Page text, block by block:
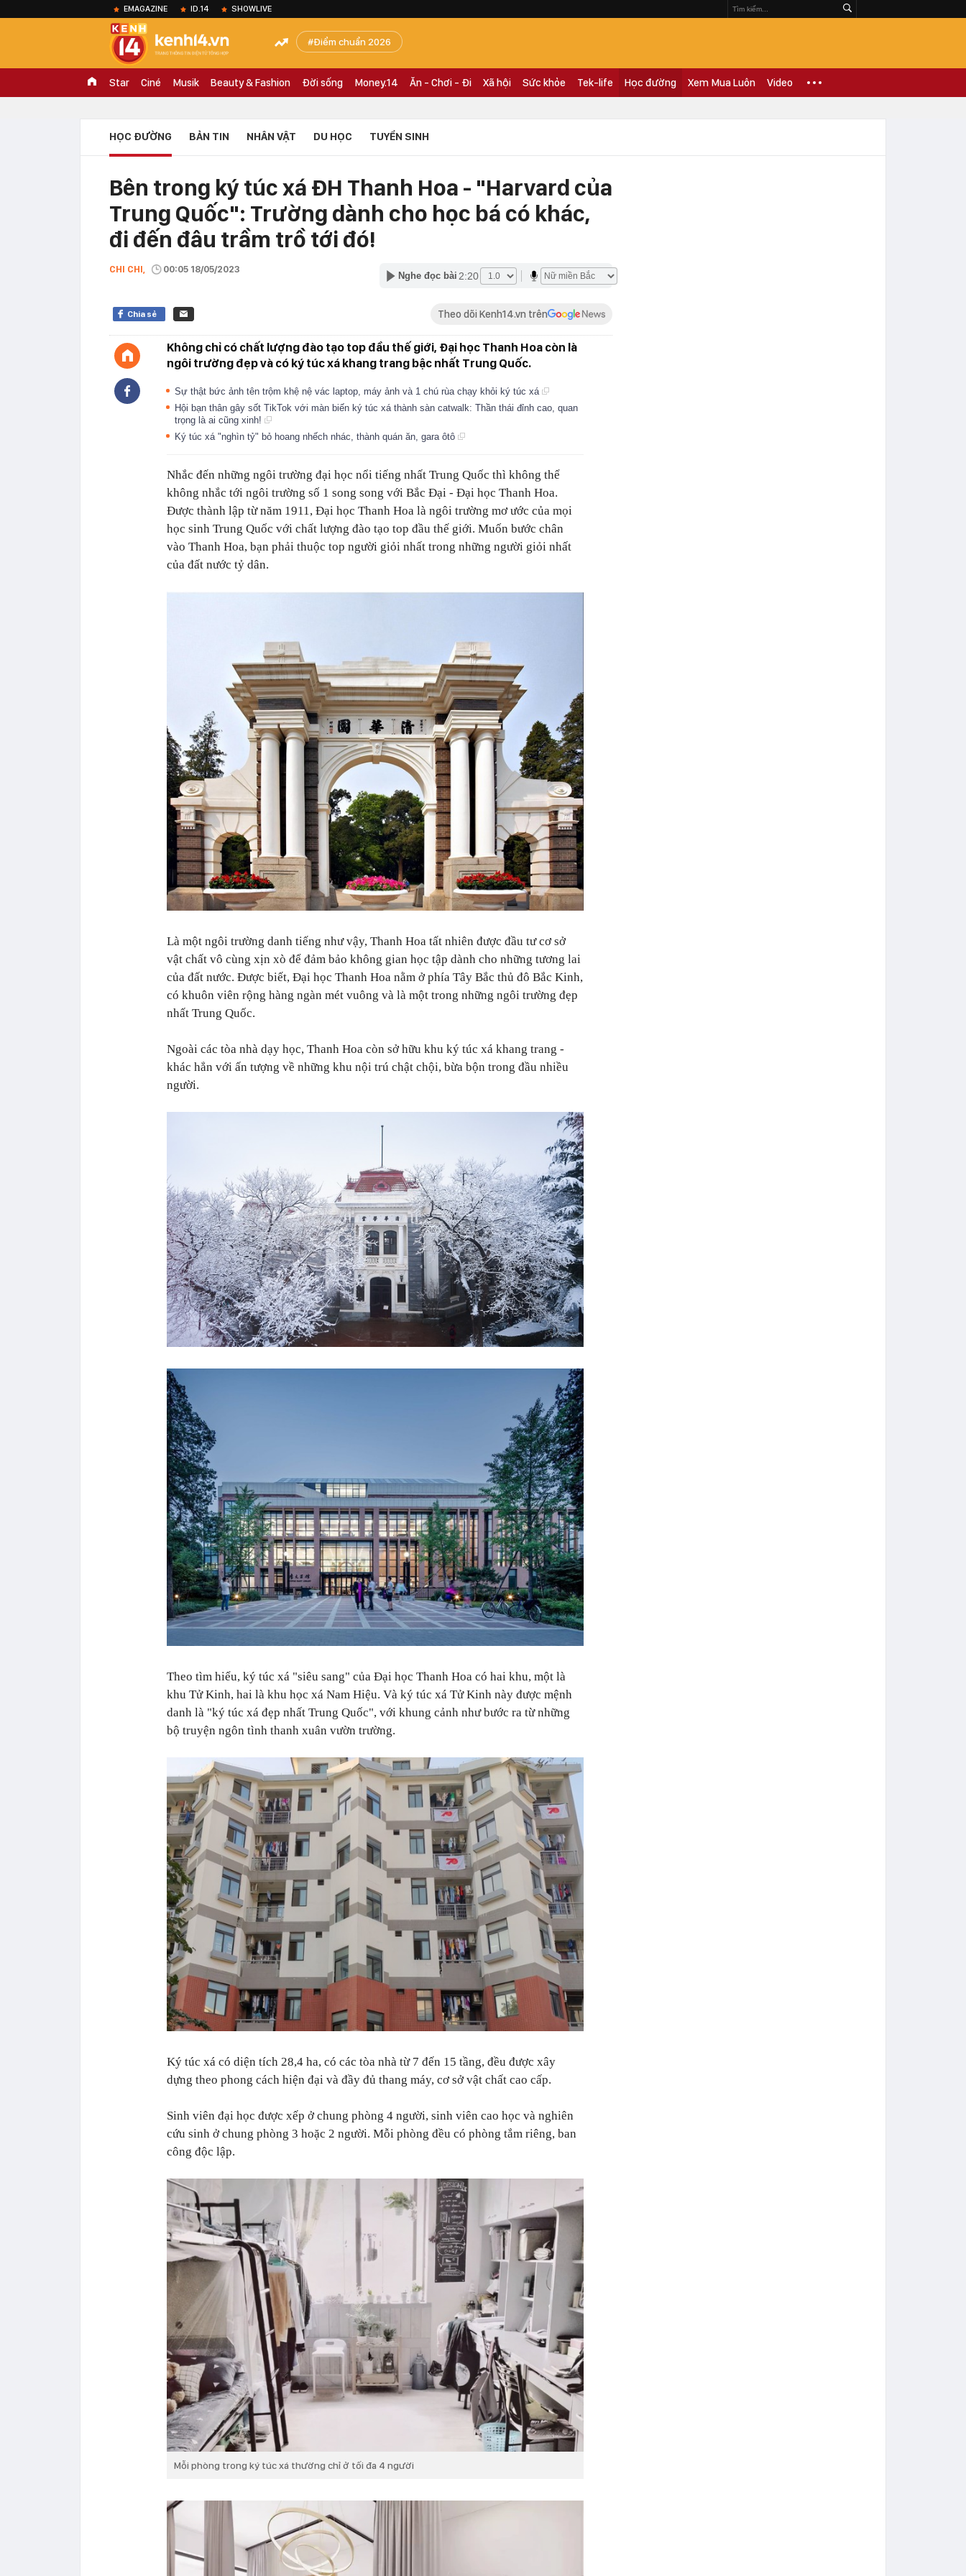
EMAGAZINE ID.14 SHOWLIVE
Điểm chuẩn 2026
Star Ciné Musik Beauty & Fashion Đời sống Money.14 Ăn - Chơi - Đi Xã hội Sức khỏe Tek-life Học đường Xem Mua Luôn Video
HỌC ĐƯỜNG BẢN TIN NHÂN VẬT DU HỌC TUYỂN SINH
Bên trong ký túc xá ĐH Thanh Hoa - "Harvard của
Trung Quốc": Trường dành cho học bá có khác,
đi đến đâu trầm trồ tới đó!
CHI CHI, 00:05 18/05/2023
Nghe đọc bài 2:20
Chia sẻ Theo dõi Kenh14.vn trên
Không chỉ có chất lượng đào tạo top đầu thế giới, Đại học Thanh Hoa còn là
ngôi trường đẹp và có ký túc xá khang trang bậc nhất Trung Quốc.
Sự thật bức ảnh tên trộm khệ nệ vác laptop, máy ảnh và 1 chú rùa chạy khỏi ký túc xá
Hội bạn thân gây sốt TikTok với màn biến ký túc xá thành sàn catwalk: Thần thái đỉnh cao, quan
trọng là ai cũng xinh!
Ký túc xá "nghìn tỷ" bỏ hoang nhếch nhác, thành quán ăn, gara ôtô
Nhắc đến những ngôi trường đại học nổi tiếng nhất Trung Quốc thì không thể
không nhắc tới ngôi trường số 1 song song với Bắc Đại - Đại học Thanh Hoa.
Được thành lập từ năm 1911, Đại học Thanh Hoa là ngôi trường mơ ước của mọi
học sinh Trung Quốc với chất lượng đào tạo top đầu thế giới. Muốn bước chân
vào Thanh Hoa, bạn phải thuộc top người giỏi nhất trong những người giỏi nhất
của đất nước tỷ dân.
Là một ngôi trường danh tiếng như vậy, Thanh Hoa tất nhiên được đầu tư cơ sở
vật chất vô cùng xịn xò để đảm bảo không gian học tập dành cho những tương lai
của đất nước. Được biết, Đại học Thanh Hoa nằm ở phía Tây Bắc thủ đô Bắc Kinh,
có khuôn viên rộng hàng ngàn mét vuông và là một trong những ngôi trường đẹp
nhất Trung Quốc.
Ngoài các tòa nhà dạy học, Thanh Hoa còn sở hữu khu ký túc xá khang trang -
khác hẳn với ấn tượng về những khu nội trú chật chội, bừa bộn trong đầu nhiều
người.
Theo tìm hiểu, ký túc xá "siêu sang" của Đại học Thanh Hoa có hai khu, một là
khu Tử Kinh, hai là khu học xá Nam Hiệu. Và ký túc xá Tử Kinh này được mệnh
danh là "ký túc xá đẹp nhất Trung Quốc", với khung cảnh như bước ra từ những
bộ truyện ngôn tình thanh xuân vườn trường.
Ký túc xá có diện tích 28,4 ha, có các tòa nhà từ 7 đến 15 tầng, đều được xây
dựng theo phong cách hiện đại và đầy đủ thang máy, cơ sở vật chất cao cấp.
Sinh viên đại học được xếp ở chung phòng 4 người, sinh viên cao học và nghiên
cứu sinh ở chung phòng 3 hoặc 2 người. Mỗi phòng đều có phòng tắm riêng, ban
công độc lập.
Mỗi phòng trong ký túc xá thường chỉ ở tối đa 4 người